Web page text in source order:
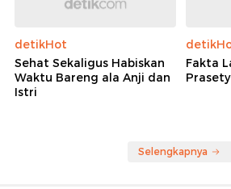
detikHot
Sehat Sekaligus Habiskan
Waktu Bareng ala Anji dan
Istri
Fakta
Selengkapnya